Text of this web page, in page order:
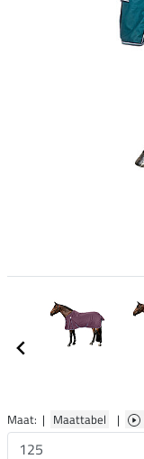
Maat: | Maattabel |